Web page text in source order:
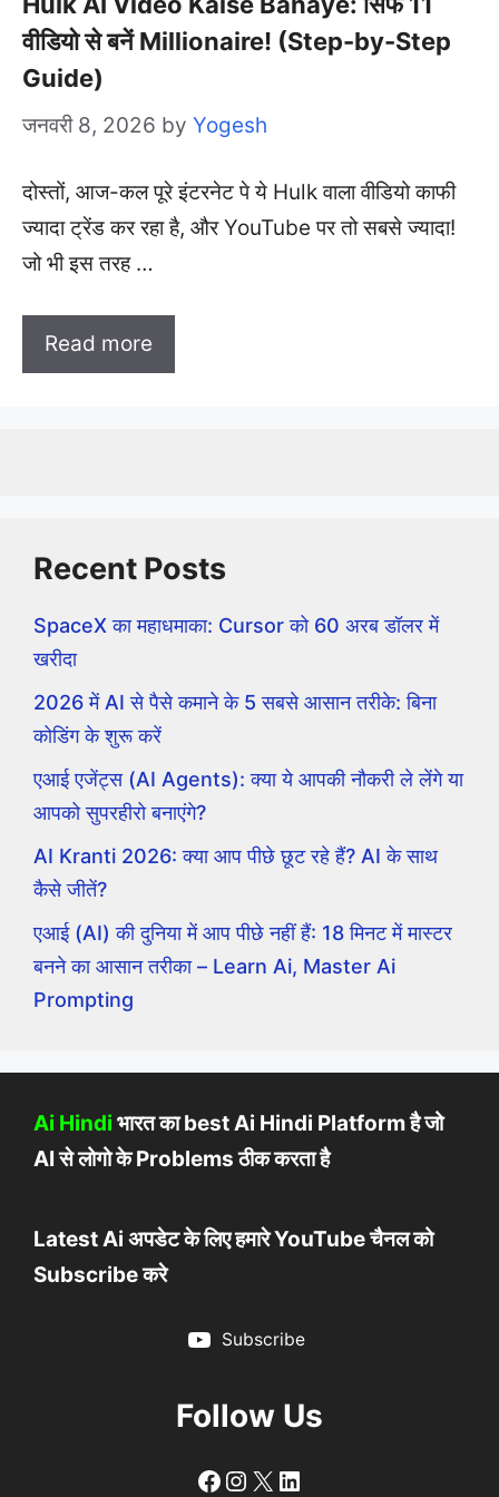
वीडियो से बनें Millionaire! (Step-by-Step
Guide)
जनवरी 8, 2026 by Yogesh
दोस्तों, आज-कल पूरे इंटरनेट पे ये Hulk वाला वीडियो काफी
ज्यादा ट्रेंड कर रहा है, और YouTube पर तो सबसे ज्यादा!
जो भी इस तरह …
Read more
Recent Posts
SpaceX का महाधमाका: Cursor को 60 अरब डॉलर में
खरीदा
2026 में AI से पैसे कमाने के 5 सबसे आसान तरीके: बिना
कोडिंग के शुरू करें
एआई एजेंट्स (AI Agents): क्या ये आपकी नौकरी ले लेंगे या
आपको सुपरहीरो बनाएंगे?
AI Kranti 2026: क्या आप पीछे छूट रहे हैं? AI के साथ
कैसे जीतें?
एआई (AI) की दुनिया में आप पीछे नहीं हैं: 18 मिनट में मास्टर
बनने का आसान तरीका – Learn Ai, Master Ai
Prompting
Ai Hindi भारत का best Ai Hindi Platform है जो
AI से लोगो के Problems ठीक करता है
Latest Ai अपडेट के लिए हमारे YouTube चैनल को
Subscribe करे
Subscribe
Follow Us
Follow
Follow
X LinkedIn